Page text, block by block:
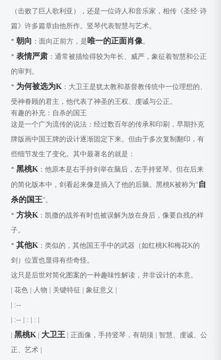
（击败了巨人歌利亚），还是一位诗人和音乐家，相传《圣经·诗
篇》许多篇章由他所作。竖琴代表智慧与艺术。
*朝向 ：面向正前方，是唯一的正面肖像。
*表情严肃 ：通常被描绘得较为年长、威严，象征着智慧和公正
的审判。
* 为何被选为K：大卫王是犹太教和基督教传统中一位理想的、
受神眷顾的君主，他代表了神圣的王权、虔诚与公正。
有趣的补充：自杀的国王
这是一个广为流传的说法：经过数百年的传承和印刷，早期扑克
牌版画中国王牌的设计逐渐固定下来。但由于多次复制翻印，有
些细节发生了变化。其中最著名的就是：
*黑桃K：他原本是右手持剑举在脑后，左手持竖琴。但在后来
的简化版本中，剑看起来像是插入了他的后脑。黑桃K被称为“自
杀的国王”。
*方块K：凯撒的战斧有时也被误解为放在身后，像要自残的样
子。
*其他K：类似的，其他国王手中的武器（如红桃K和梅花K的
剑）位置也显得有些奇怪。
这只是后世对简化图案的一种趣味性解读，并非设计的本意。
| 花色 | 人物 | 关键特征 | 象征意义 |
| :--
| :--
| : | : |
|黑桃K| 大卫王 | 正面像，手持竖琴，有胡须 | 智慧、虔诚、公
正、艺术 |